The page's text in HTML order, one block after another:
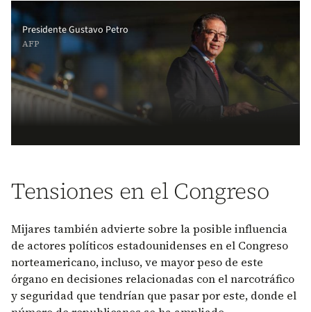
Presidente Gustavo Petro
AFP
Tensiones en el Congreso
Mijares también advierte sobre la posible influencia
de actores políticos estadounidenses en el Congreso
norteamericano, incluso, ve mayor peso de este
órgano en decisiones relacionadas con el narcotráfico
y seguridad que tendrían que pasar por este, donde el